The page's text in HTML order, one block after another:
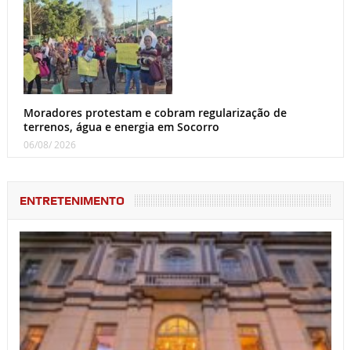
Moradores protestam e cobram regularização de
terrenos, água e energia em Socorro
06/08/ 2026
ENTRETENIMENTO